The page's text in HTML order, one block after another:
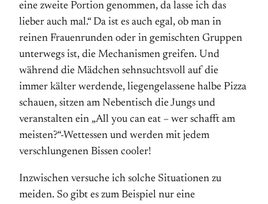
eine zweite Portion genommen, da lasse ich das
lieber auch mal.“ Da ist es auch egal, ob man in
reinen Frauenrunden oder in gemischten Gruppen
unterwegs ist, die Mechanismen greifen. Und
während die Mädchen sehnsuchtsvoll auf die
immer kälter werdende, liegengelassene halbe Pizza
schauen, sitzen am Nebentisch die Jungs und
veranstalten ein „All you can eat – wer schafft am
meisten?“-Wettessen und werden mit jedem
verschlungenen Bissen cooler!
Inzwischen versuche ich solche Situationen zu
meiden. So gibt es zum Beispiel nur eine